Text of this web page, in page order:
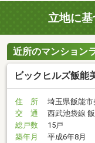
立地に
近所のマンション
ビックヒルズ飯能
住 所
埼玉県飯能
交 通
西武池袋線
総戸数
15戸
築年月
平成6年8月